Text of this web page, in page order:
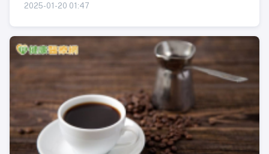
2025-01-20 01:47